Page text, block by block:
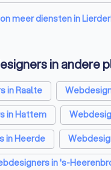
in
specialisten in
ontwerpers in
in
in
meer diensten in
in andere
in Raalte
in Hattem
in Heerde
in 's-